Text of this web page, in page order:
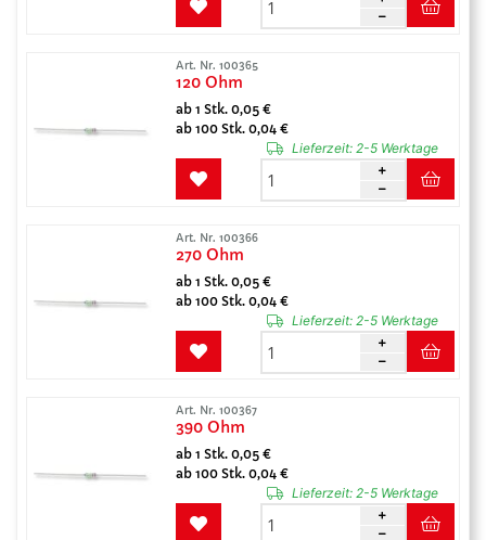
Art. Nr. 100365
120 Ohm
ab 1 Stk. 0,05 €
ab 100 Stk. 0,04 €
Lieferzeit:2-5 Werktage
Art. Nr. 100366
270 Ohm
ab 1 Stk. 0,05 €
ab 100 Stk. 0,04 €
Lieferzeit:2-5 Werktage
Art. Nr. 100367
390 Ohm
ab 1 Stk. 0,05 €
ab 100 Stk. 0,04 €
Lieferzeit:2-5 Werktage